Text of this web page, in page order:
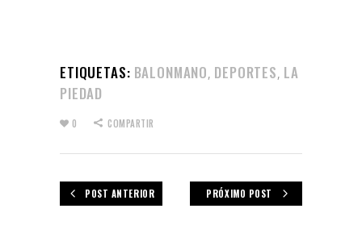
ETIQUETAS: BALONMANO, DEPORTES, LA
PIEDAD
0 COMPARTIR
POST ANTERIOR PRÓXIMO POST